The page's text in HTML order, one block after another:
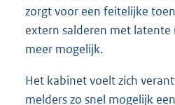
zorgt voor een feitelijke
extern salderen met latente
meer mogelijk.
Het kabinet voelt zich
melders zo snel mogelijk